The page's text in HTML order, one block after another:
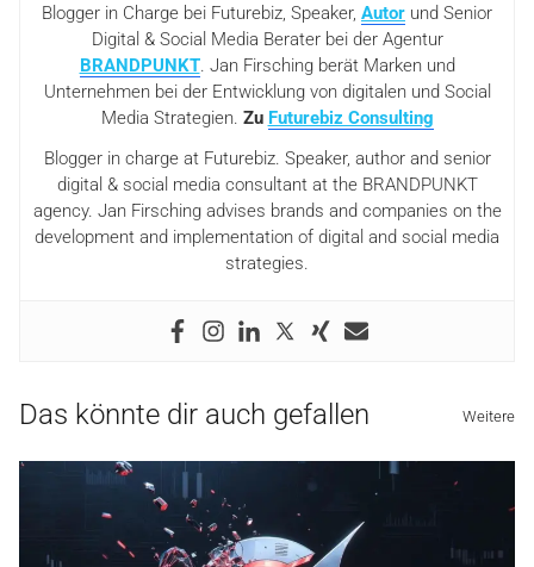
Blogger in Charge bei Futurebiz, Speaker, Autor und Senior
Digital & Social Media Berater bei der Agentur
BRANDPUNKT. Jan Firsching berät Marken und
Unternehmen bei der Entwicklung von digitalen und Social
Media Strategien. Zu Futurebiz Consulting
Blogger in charge at Futurebiz. Speaker, author and senior
digital & social media consultant at the BRANDPUNKT
agency. Jan Firsching advises brands and companies on the
development and implementation of digital and social media
strategies.
Das könnte dir auch gefallen Weitere